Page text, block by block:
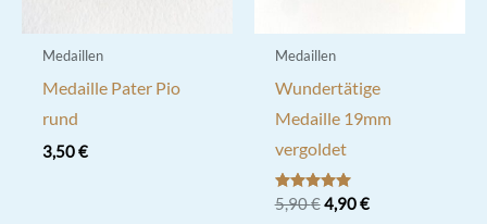
Medaillen
Medaille Pater Pio
rund
3,50€
Medaillen
Wundertätige
Medaille 19mm
vergoldet
Bewertet mit
5.00
5,90€ Ursprünglicher
4,90€Aktueller